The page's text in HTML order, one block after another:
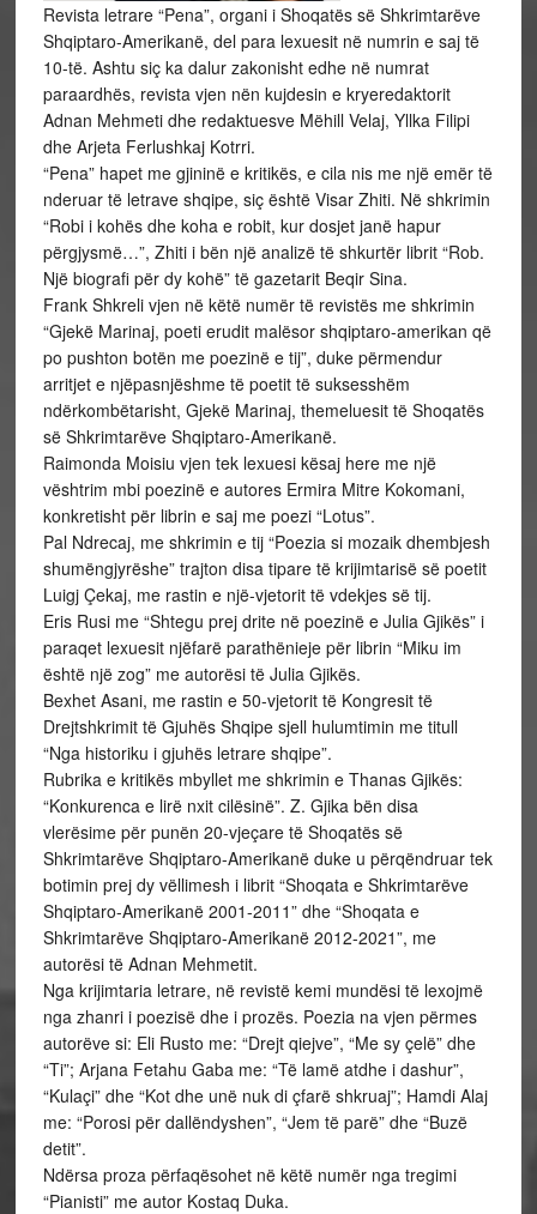
Revista letrare “Pena”, organi i Shoqatës së Shkrimtarëve
Shqiptaro-Amerikanë, del para lexuesit në numrin e saj të
10-të. Ashtu siç ka dalur zakonisht edhe në numrat
paraardhës, revista vjen nën kujdesin e kryeredaktorit
Adnan Mehmeti dhe redaktuesve Mëhill Velaj, Yllka Filipi
dhe Arjeta Ferlushkaj Kotrri.
“Pena” hapet me gjininë e kritikës, e cila nis me një emër të
nderuar të letrave shqipe, siç është Visar Zhiti. Në shkrimin
“Robi i kohës dhe koha e robit, kur dosjet janë hapur
përgjysmë…”, Zhiti i bën një analizë të shkurtër librit “Rob.
Një biografi për dy kohë” të gazetarit Beqir Sina.
Frank Shkreli vjen në këtë numër të revistës me shkrimin
“Gjekë Marinaj, poeti erudit malësor shqiptaro-amerikan që
po pushton botën me poezinë e tij”, duke përmendur
arritjet e njëpasnjëshme të poetit të suksesshëm
ndërkombëtarisht, Gjekë Marinaj, themeluesit të Shoqatës
së Shkrimtarëve Shqiptaro-Amerikanë.
Raimonda Moisiu vjen tek lexuesi kësaj here me një
vështrim mbi poezinë e autores Ermira Mitre Kokomani,
konkretisht për librin e saj me poezi “Lotus”.
Pal Ndrecaj, me shkrimin e tij “Poezia si mozaik dhembjesh
shumëngjyrëshe” trajton disa tipare të krijimtarisë së poetit
Luigj Çekaj, me rastin e një-vjetorit të vdekjes së tij.
Eris Rusi me “Shtegu prej drite në poezinë e Julia Gjikës” i
paraqet lexuesit njëfarë parathënieje për librin “Miku im
është një zog” me autorësi të Julia Gjikës.
Bexhet Asani, me rastin e 50-vjetorit të Kongresit të
Drejtshkrimit të Gjuhës Shqipe sjell hulumtimin me titull
“Nga historiku i gjuhës letrare shqipe”.
Rubrika e kritikës mbyllet me shkrimin e Thanas Gjikës:
“Konkurenca e lirë nxit cilësinë”. Z. Gjika bën disa
vlerësime për punën 20-vjeçare të Shoqatës së
Shkrimtarëve Shqiptaro-Amerikanë duke u përqëndruar tek
botimin prej dy vëllimesh i librit “Shoqata e Shkrimtarëve
Shqiptaro-Amerikanë 2001-2011” dhe “Shoqata e
Shkrimtarëve Shqiptaro-Amerikanë 2012-2021”, me
autorësi të Adnan Mehmetit.
Nga krijimtaria letrare, në revistë kemi mundësi të lexojmë
nga zhanri i poezisë dhe i prozës. Poezia na vjen përmes
autorëve si: Eli Rusto me: “Drejt qiejve”, “Me sy çelë” dhe
“Ti”; Arjana Fetahu Gaba me: “Të lamë atdhe i dashur”,
“Kulaçi” dhe “Kot dhe unë nuk di çfarë shkruaj”; Hamdi Alaj
me: “Porosi për dallëndyshen”, “Jem të parë” dhe “Buzë
detit”.
Ndërsa proza përfaqësohet në këtë numër nga tregimi
“Pianisti” me autor Kostaq Duka.